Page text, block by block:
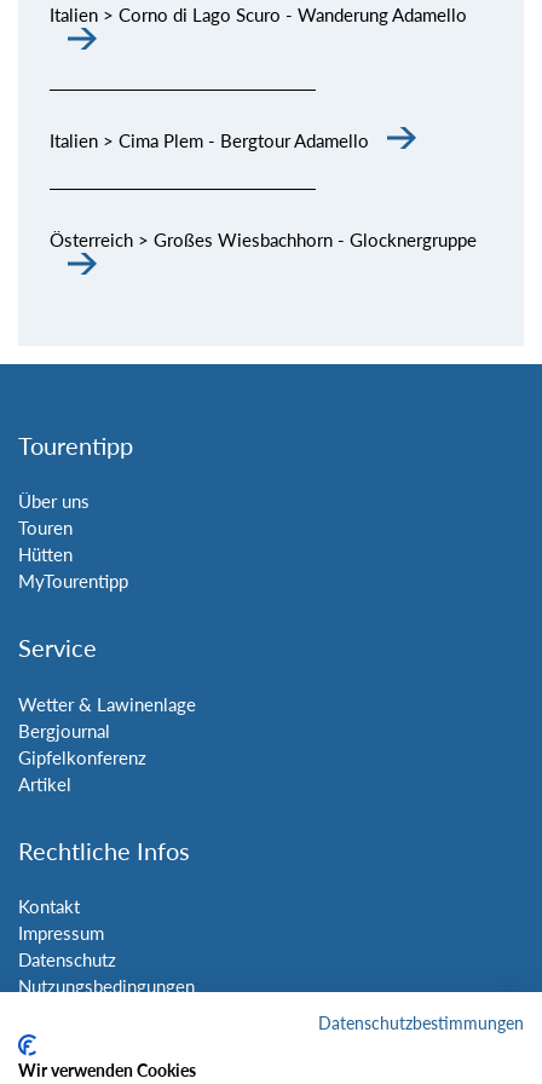
Italien > Corno di Lago Scuro - Wanderung Adamello
Italien > Cima Plem - Bergtour Adamello
Österreich > Großes Wiesbachhorn - Glocknergruppe
Tourentipp
Über uns
Touren
Hütten
MyTourentipp
Service
Wetter & Lawinenlage
Bergjournal
Gipfelkonferenz
Artikel
Rechtliche Infos
Kontakt
Impressum
Datenschutz
Nutzungsbedingungen
Datenschutzbestimmungen
Wir verwenden Cookies